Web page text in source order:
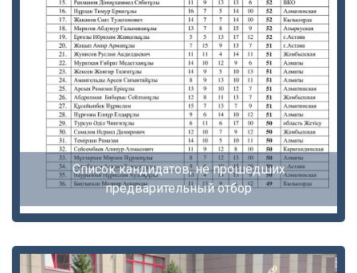
Список кандидатов, не прошедших
предварительный отбор